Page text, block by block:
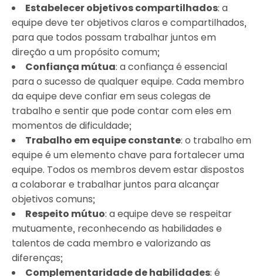
Estabelecer objetivos compartilhados: a
equipe deve ter objetivos claros e compartilhados,
para que todos possam trabalhar juntos em
direção a um propósito comum;
Confiança mútua: a confiança é essencial
para o sucesso de qualquer equipe. Cada membro
da equipe deve confiar em seus colegas de
trabalho e sentir que pode contar com eles em
momentos de dificuldade;
Trabalho em equipe constante: o trabalho em
equipe é um elemento chave para fortalecer uma
equipe. Todos os membros devem estar dispostos
a colaborar e trabalhar juntos para alcançar
objetivos comuns;
Respeito mútuo: a equipe deve se respeitar
mutuamente, reconhecendo as habilidades e
talentos de cada membro e valorizando as
diferenças;
Complementaridade de habilidades: é